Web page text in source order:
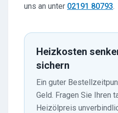
uns an unter 02191 80793.
Heizkosten
sichern
Ein guter
Geld. Fragen Sie Ihren
Heizölpreis